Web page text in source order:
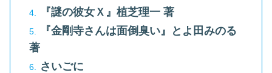
『謎の彼女Ｘ』植芝理一 著
『金剛寺さんは面倒臭い』とよ田みのる
著
さいごに